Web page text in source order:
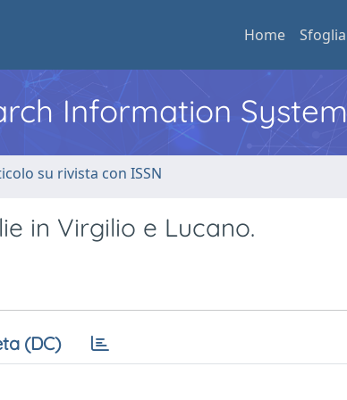
Home Sfoglia
Information System
su rivista con ISSN
in Virgilio e Lucano.
(DC)